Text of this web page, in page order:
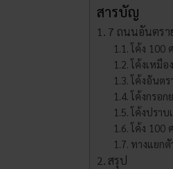
สารบัญ
7 ถนนอันตรา
โค้ง 100
โค้งเหมือ
โค้งอันตร
โค้งกรอก
โค้งปรา
โค้ง 100
ทางแยก
สรุป